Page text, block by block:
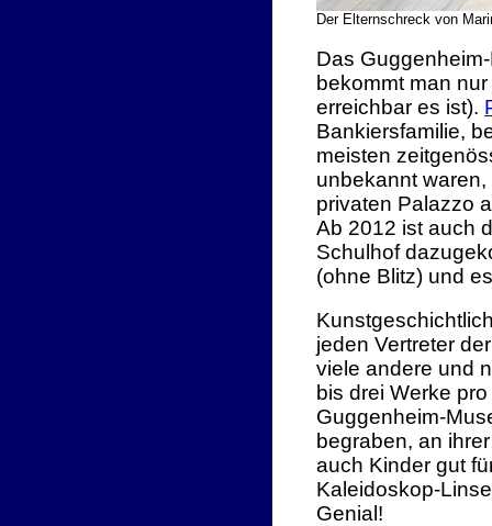
Der Elternschreck von
Das
bekommt man
erreichbar es ist).
Bankiersfamilie,
meisten
unbekannt
privaten Palazzo
Ab 2012 ist auch
Schulhof
(ohne Blitz) und
jeden Vertreter
viele andere und
bis drei Werke
Guggenheim-
begraben, an
auch Kinder gut
Kaleidoskop-
Genial!